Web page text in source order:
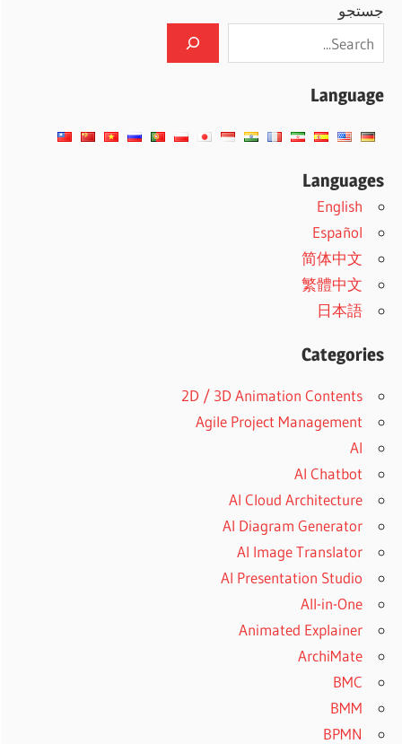
جستجو
Language
Languages
English
Español
简体中文
繁體中文
日本語
Categories
2D / 3D Animation Contents
Agile Project Management
AI
AI Chatbot
AI Cloud Architecture
AI Diagram Generator
AI Image Translator
AI Presentation Studio
All-in-One
Animated Explainer
ArchiMate
BMC
BMM
BPMN